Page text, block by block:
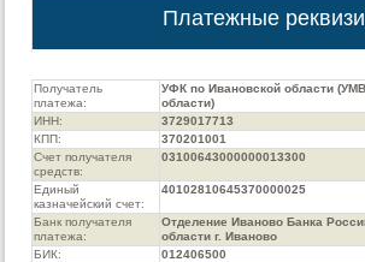
Платежные
Получатель
платежа:
УФК по Ивановской области
области)
ИНН:
3729017713
КПП:
370201001
Счет получателя
средств:
03100643000000013300
Единый
казначейский счет:
40102810645370000025
Банк получателя
платежа:
Отделение Иваново Банка
области г. Иваново
БИК:
012406500